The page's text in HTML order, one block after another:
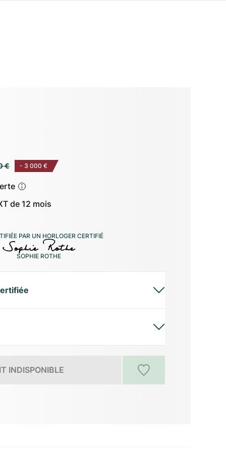
€ - 3 000 €
de 12 mois
PAR UN HORLOGER CERTIFIÉ
SOPHIE ROTHE
INDISPONIBLE